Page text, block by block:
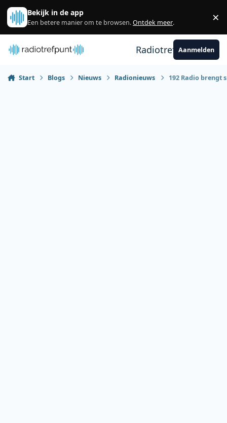
Spring naar bijdragen
Bekijk in de app
Een betere manier om te browsen.Ontdek meer. ×
RadiotrefpuntAanmelden
Start Blogs Nieuws Radionieuws 192 Radio brengt